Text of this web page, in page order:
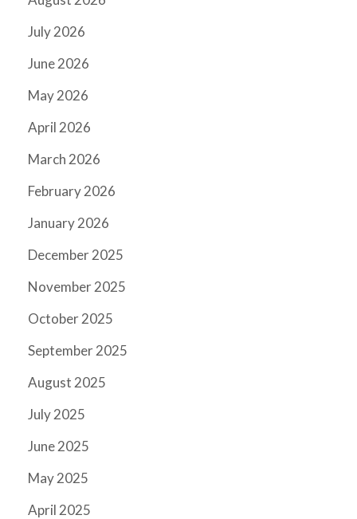
July 2026
June 2026
May 2026
April 2026
March 2026
February 2026
January 2026
December 2025
November 2025
October 2025
September 2025
August 2025
July 2025
June 2025
May 2025
April 2025